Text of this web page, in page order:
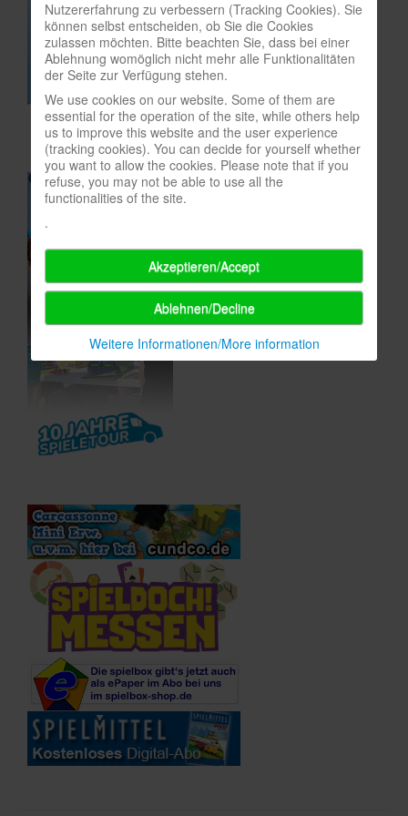
In eigener Sache-On our own behalf
Archivierte Meldungen-News archive
Nutzererfahrung zu verbessern (Tracking Cookies). Sie
können selbst entscheiden, ob Sie die Cookies
zulassen möchten. Bitte beachten Sie, dass bei einer
Ablehnung womöglich nicht mehr alle Funktionalitäten
der Seite zur Verfügung stehen.
We use cookies on our website. Some of them are
essential for the operation of the site, while others help
us to improve this website and the user experience
(tracking cookies). You can decide for yourself whether
you want to allow the cookies. Please note that if you
refuse, you may not be able to use all the
functionalities of the site.
.
Akzeptieren/Accept
Ablehnen/Decline
Weitere Informationen/More information